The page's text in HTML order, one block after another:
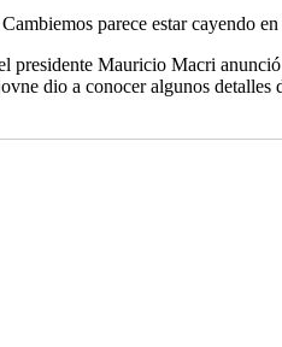
parece estar cayendo
Mauricio Macri
dio a conocer algunos